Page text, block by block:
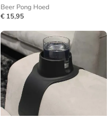
Beer Pong Hoed
€ 15,95